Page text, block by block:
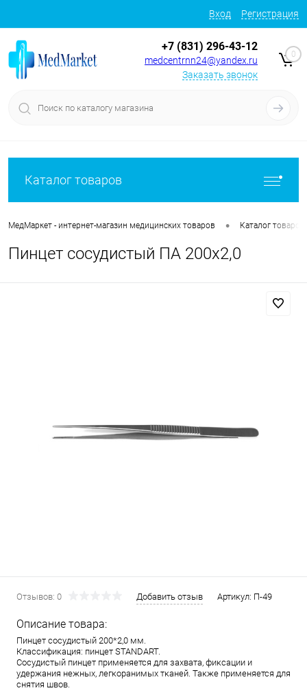
Вход Регистрация
+7 (831) 296-43-12
medcentrnn24@yandex.ru
Заказать звонок
0
Каталог товаров
МедМаркет - интернет-магазин медицинских товаров • Каталог товаров
Пинцет сосудистый ПА 200х2,0
Отзывов: 0 Добавить отзыв Артикул: П-49
Описание товара:
Пинцет сосудистый 200*2,0 мм.
Классификация: пинцет STANDART.
Сосудистый пинцет применяется для захвата, фиксации и
удержания нежных, легкоранимых тканей. Также применяется для
снятия швов.